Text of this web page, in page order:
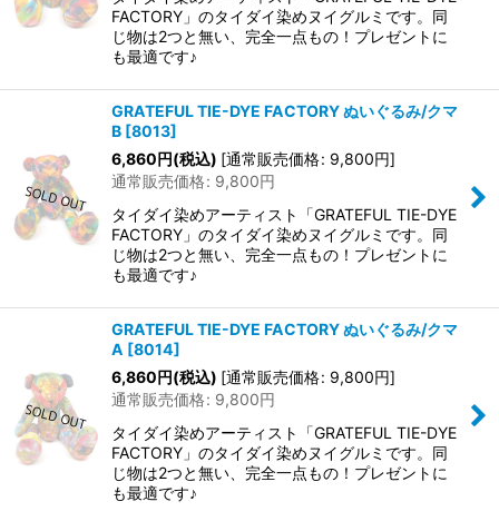
FACTORY」のタイダイ染めヌイグルミです。同
じ物は2つと無い、完全一点もの！プレゼントに
も最適です♪
GRATEFUL TIE-DYE FACTORY ぬいぐるみ/クマ
B [8013]
6,860円(税込) [通常販売価格: 9,800円]
通常販売価格: 9,800円
タイダイ染めアーティスト「GRATEFUL TIE-DYE
FACTORY」のタイダイ染めヌイグルミです。同
じ物は2つと無い、完全一点もの！プレゼントに
も最適です♪
GRATEFUL TIE-DYE FACTORY ぬいぐるみ/クマ
A [8014]
6,860円(税込) [通常販売価格: 9,800円]
通常販売価格: 9,800円
タイダイ染めアーティスト「GRATEFUL TIE-DYE
FACTORY」のタイダイ染めヌイグルミです。同
じ物は2つと無い、完全一点もの！プレゼントに
も最適です♪